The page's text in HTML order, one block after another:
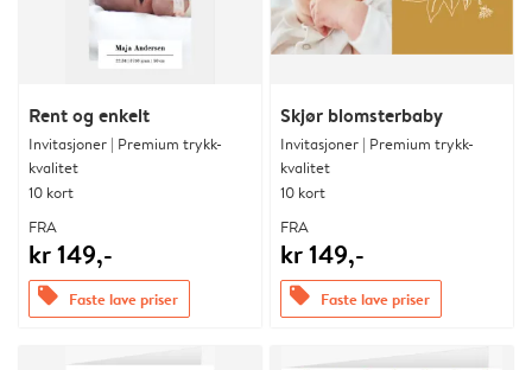
Rent og enkelt
Invitasjoner | Premium trykk-
kvalitet
10 kort
FRA
kr 149,-
offers Faste lave priser
Skjør blomsterbaby
Invitasjoner | Premium trykk-
kvalitet
10 kort
FRA
kr 149,-
offers Faste lave priser